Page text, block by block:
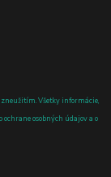
Všetky informácie,
ochrane osobných údajov a o